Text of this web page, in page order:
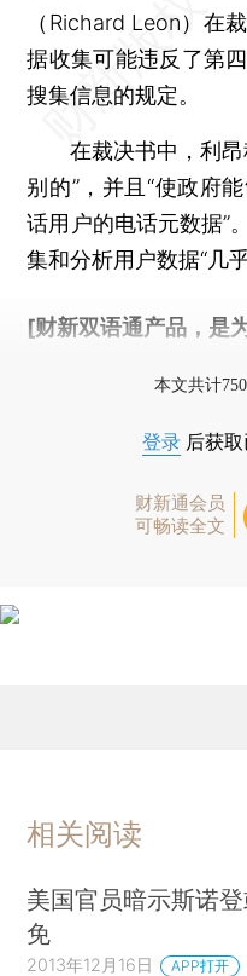
（Richard Leon）在
据收集可能违反了第
搜集信息的规定。
在裁决书中，利昂
别的”，并且“使政府
话用户的电话元数据”
集和分析用户数据“几
[财新双语通产品，是
本文共计
登录 后获
财新通会员
可畅读全文
相关阅读
美国官员暗示斯诺
免
2013年12月16日 APP打开